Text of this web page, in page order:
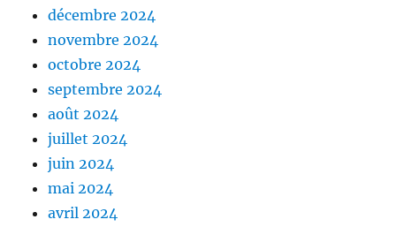
décembre 2024
novembre 2024
octobre 2024
septembre 2024
août 2024
juillet 2024
juin 2024
mai 2024
avril 2024